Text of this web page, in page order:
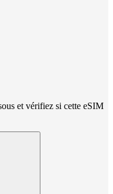
et vérifiez si cette eSIM